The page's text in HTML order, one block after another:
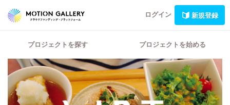
ログイン 新規登録
プロジェクトを探す プロジェクトを始める